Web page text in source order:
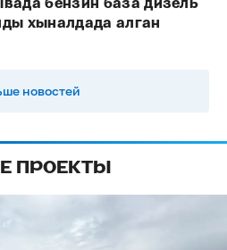
бензин база дизель
хыналдада алган
новостей
ПРОЕКТЫ